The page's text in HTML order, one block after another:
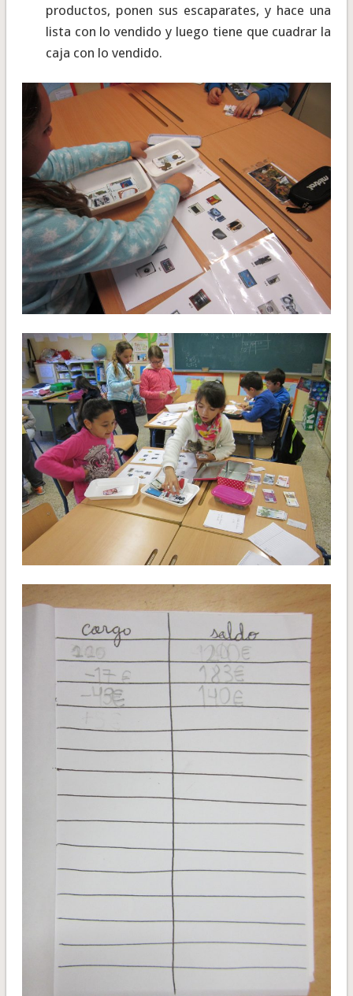
productos, ponen sus escaparates, y hace una
lista con lo vendido y luego tiene que cuadrar la
caja con lo vendido.